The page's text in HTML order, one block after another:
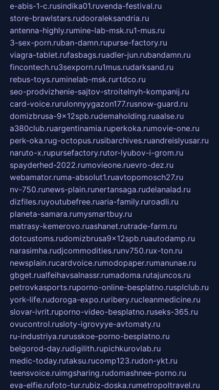
e-abis-1-c.rusindika01.ruvenda-festival.ru
store-brawlstars.rudooraleksandria.ru
antenna-highly.rumine-lab-msk.ru1-mus.ru
3-sex-porn.ruban-damn.rupurse-factory.ru
viagra-tablet.rufasbags.ruadler-jun.rubandamn.ru
fincontech.ru3sexporn.ru1mus.rudarksand.ru
rebus-toys.ruminelab-msk.rurtdco.ru
seo-prodvizhenie-sajtov-stroitelnyh-kompanij.ru
card-voice.rurulonnyygazon177.rusnow-guard.ru
domizbrusa-9x12spb.rudemaholding.ruaalse.ru
a380club.ruargentinamia.ruperkoka.rumovie-one.ru
perk-oka.rug-octopus.rusibarchives.ruandreislyusar.ru
naruto-x.rupursefactory.rutor-lyubov-i-grom.ru
spayderhed-2022.rumovieone.ruevro-dez.ru
webamator.ruma-absolut1.ruavtopomosch27.ru
nv-750.runews-plain.runertansaga.rudelanalad.ru
dizfiles.ruyoutubefree.ruaria-family.ruroadli.ru
planeta-samara.rumysmartbuy.ru
matrasy-kemerovo.ruashanet.rutrade-farm.ru
dotcustoms.rudomizbrusa9x12spb.ruautodamp.ru
narasimha.rudjcommodities.runv750.rux-ton.ru
newsplain.rucardvoice.rumodopaper.rumanunae.ru
gbget.rualfeihavsalnassr.rumadoma.rutajuncos.ru
petrovkasports.ruporno-online-besplatno.rusplclub.ru
york-life.rudoroga-expo.ruribery.rucleanmedicine.ru
slovar-ivrit.ruporno-video-besplatno.ruseks-365.ru
ovucontrol.rusloty-igrovyye-avtomaty.ru
ru-industriya.rurusskoe-porno-besplatno.ru
belgorod-day.rudigilith.rupichkurovlab.ru
medic-today.rutaksu.rucomp123.rudon-ykt.ru
teensvoice.ruimgsharing.rudomashnee-porno.ru
eva-elfie.rufoto-tur.rubiz-doska.rumetropoltravel.ru